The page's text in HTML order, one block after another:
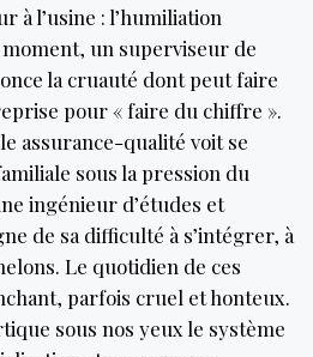
à l’usine : l’humiliation
un superviseur de
la cruauté dont peut faire
pour « faire du chiffre ».
assurance-qualité voit se
sous la pression du
ingénieur d’études et
de sa difficulté à s’intégrer, à
Le quotidien de ces
parfois cruel et honteux.
sous nos yeux le système